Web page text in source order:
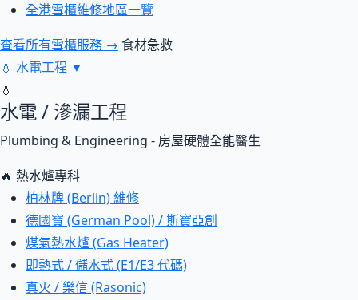
全港雪櫃維修地區一覽
查看所有雪櫃服務 → 食材急救
💧 水電工程 ▼
💧
水電 / 滲漏工程
Plumbing & Engineering - 房屋硬體全能醫生
🔥 熱水爐專科
柏林牌 (Berlin) 維修
德國寶 (German Pool) / 斯寶亞創
煤氣熱水爐 (Gas Heater)
即熱式 / 儲水式 (E1/E3 代碼)
真火 / 樂信 (Rasonic)